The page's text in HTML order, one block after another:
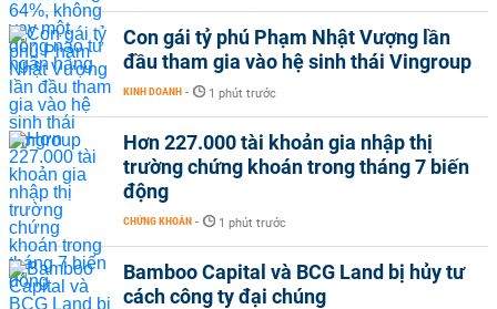
Con gái tỷ phú Phạm Nhật Vượng lần
đầu tham gia vào hệ sinh thái Vingroup
KINH DOANH - 1 phút trước
Hơn 227.000 tài khoản gia nhập thị
trường chứng khoán trong tháng 7 biến
động
CHỨNG KHOÁN - 1 phút trước
Bamboo Capital và BCG Land bị hủy tư
cách công ty đại chúng